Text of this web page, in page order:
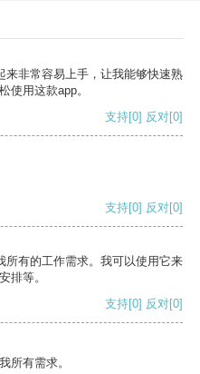
来非常容易上手，让我能够快速熟
使用这款app。
支持[0] 反对[0]
支持[0] 反对[0]
所有的工作需求。我可以使用它来
排等。
支持[0] 反对[0]
所有需求。